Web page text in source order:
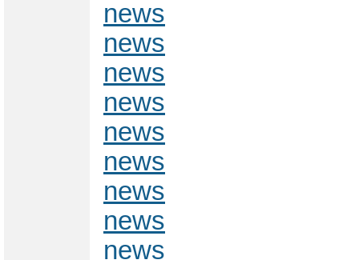
news
news
news
news
news
news
news
news
news